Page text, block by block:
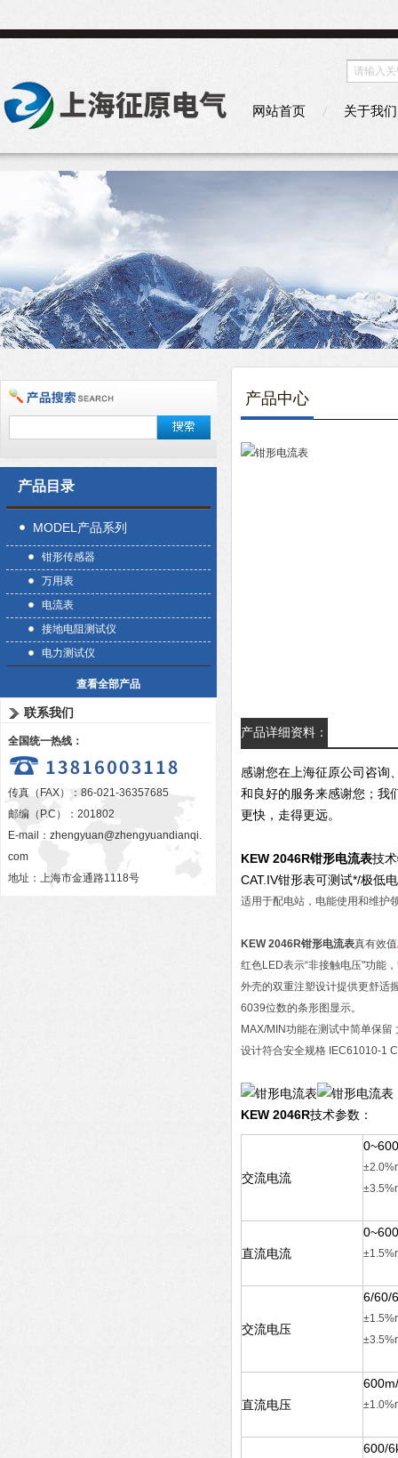
网站首页 关于我们
产品目录
MODEL产品系列
钳形传感器
万用表
电流表
接地电阻测试仪
电力测试仪
查看全部产品
联系我们
全国统一热线：
传真（FAX）：86-021-36357685
邮编（P.C）：201802
E-mail： zhengyuan@zhengyuandianqi.
com
地址：上海市金通路1118号
产品中心
产品详细资料：
感谢您在上海征原公司咨询
和良好的服务来感谢您；我
更快，走得更远。
KEW 2046R钳形电流表技
CAT.IV钳形表可测试*/极低
适用于配电站，电能使用和维护
KEW 2046R钳形电流表真有效值
红色LED表示“非接触电压"功能
外壳的双重注塑设计提供更舒适
6039位数的条形图显示。
MAX/MIN功能在测试中简单保留
设计符合安全规格 IEC61010-1
KEW 2046R技术参数：
交流电流
直流电流
交流电压
6/60/
直流电压
600/